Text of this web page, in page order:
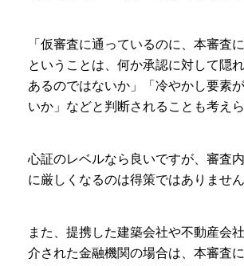
「仮審査に通っているのに、本審査
ということは、何か承認に対して隠
あるのではないか」「冷やかし要素
いか」などと判断されることも考えら
心証のレベルなら良いですが、審査
に厳しくなるのは得策ではありません
また、提携した建築会社や不動産会
介された金融機関の場合は、本審査